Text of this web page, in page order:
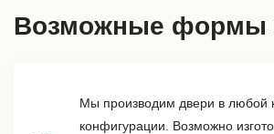
Возможные формы
Мы производим двери в любой
конфигурации. Возможно